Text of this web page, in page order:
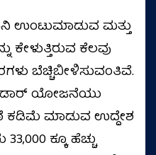
ಉಂಟುಮಾಡುವ ಮತ್ತು
ಕೆಲವು
ಬೆಚ್ಚಿಬೀಳಿಸುವಂತಿವೆ.
ಯೋಜನೆಯು
ಕಡಿಮೆ ಮಾಡುವ ಉದ್ದೇಶ
ಕ್ಕೂ ಹೆಚ್ಚು